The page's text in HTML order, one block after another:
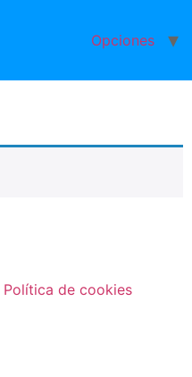
Opciones
Política de cookies